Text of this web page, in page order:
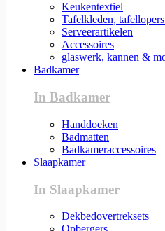
Keukentextiel
Tafelkleden,
Serveerartikelen
Accessoires
glaswerk, kannen &
Badkamer
In Badkamer
Handdoeken
Badmatten
Badkameraccessoires
Slaapkamer
In Slaapkamer
Dekbedovertreksets